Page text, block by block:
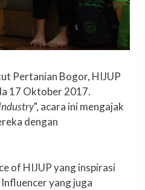
Pertanian Bogor, HIJUP
17 Oktober 2017.
", acara ini mengajak
dengan
of HIJUP yang inspirasi
yang juga